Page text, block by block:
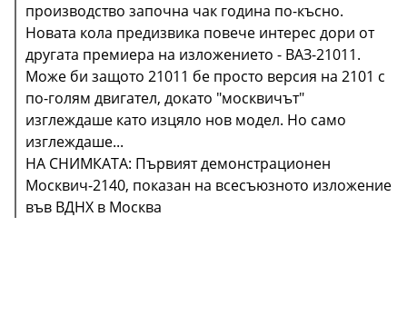
производство започна чак година по-късно.
Новата кола предизвика повече интерес дори от
другата премиера на изложението - ВАЗ-21011.
Може би защото 21011 бе просто версия на 2101 с
по-голям двигател, докато "москвичът"
изглеждаше като изцяло нов модел. Но само
изглеждаше...
НА СНИМКАТА: Първият демонстрационен
Москвич-2140, показан на всесъюзното изложение
във ВДНХ в Москва